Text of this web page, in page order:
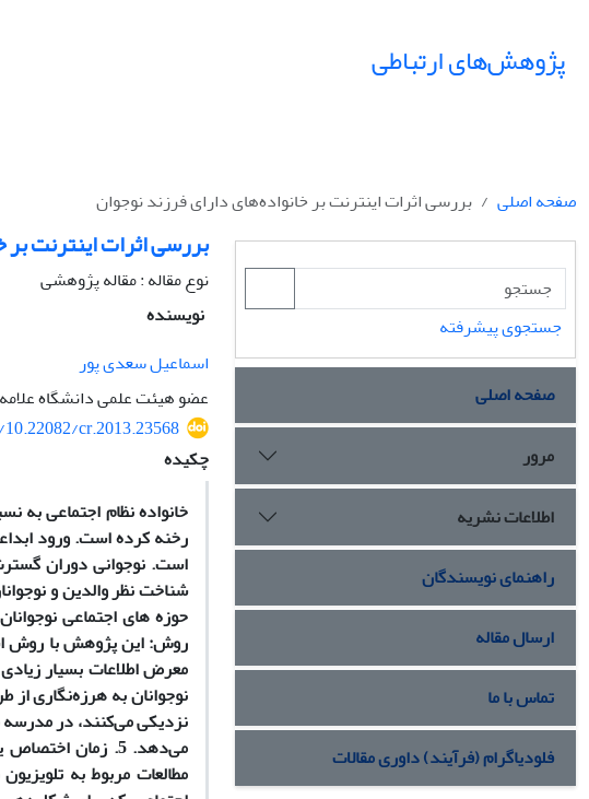
پژوهش‌های ارتباطی
صفحه اصلی بررسی اثرات اینترنت بر خانواده‌های دارای فرزند نوجوان
بررسی اثرات اینترنت بر
نوع مقاله : مقاله پژوهشی
نویسنده
اسماعیل سعدی پور
عضو هیئت علمی دانشگاه
cr.2013.23568
چکیده
خانواده نظام اجتماعی
رخنه کرده است. ورود
شناخت نظر والدین و
مطالعات مربوط به
جستجوی پیشرفته
صفحه اصلی
مرور
اطلاعات نشریه
راهنمای نویسندگان
ارسال مقاله
تماس با ما
فلودیاگرام (فرآیند) داوری مقالات